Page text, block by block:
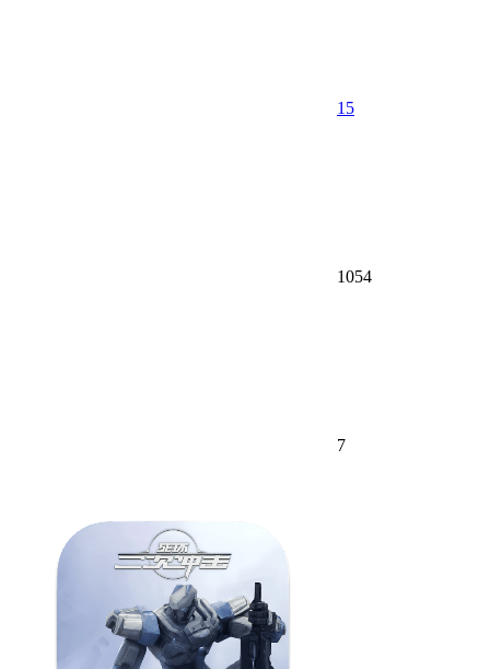
15
1054
7